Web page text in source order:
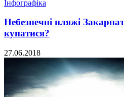
Інфографіка
Небезпечні пляжі
купатися?
27.06.2018